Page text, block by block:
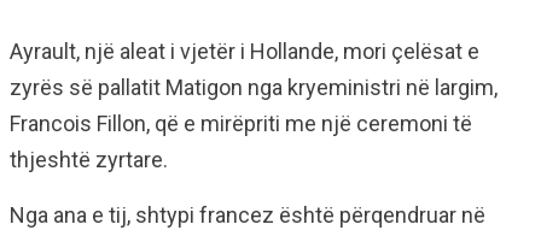
Ayrault, një aleat i vjetër i Hollande, mori çelësat e
zyrës së pallatit Matigon nga kryeministri në largim,
Francois Fillon, që e mirëpriti me një ceremoni të
thjeshtë zyrtare.
Nga ana e tij, shtypi francez është përqendruar në